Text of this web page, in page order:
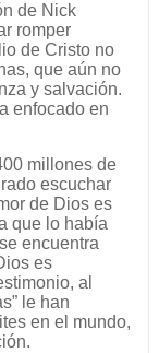
de Nick
romper
de Cristo no
que aún no
y salvación.
enfocado en
millones de
escuchar
de Dios es
que lo había
encuentra
es
al
le han
en el mundo,